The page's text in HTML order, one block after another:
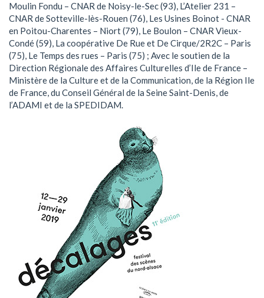
Moulin Fondu – CNAR de Noisy-le-Sec (93), L’Atelier 231 –
CNAR de Sotteville-lès-Rouen (76), Les Usines Boinot - CNAR
en Poitou-Charentes – Niort (79), Le Boulon – CNAR Vieux-
Condé (59), La coopérative De Rue et De Cirque/2R2C – Paris
(75), Le Temps des rues – Paris (75) ; Avec le soutien de la
Direction Régionale des Affaires Culturelles d’Ile de France –
Ministère de la Culture et de la Communication, de la Région Ile
de France, du Conseil Général de la Seine Saint-Denis, de
l’ADAMI et de la SPEDIDAM.